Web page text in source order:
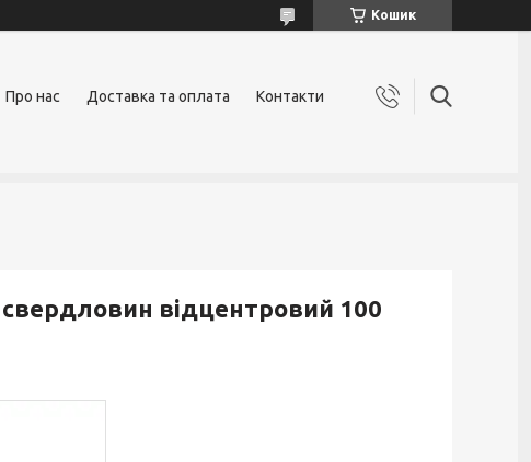
Кошик
Про нас Доставка та оплата Контакти
відцентровий 100